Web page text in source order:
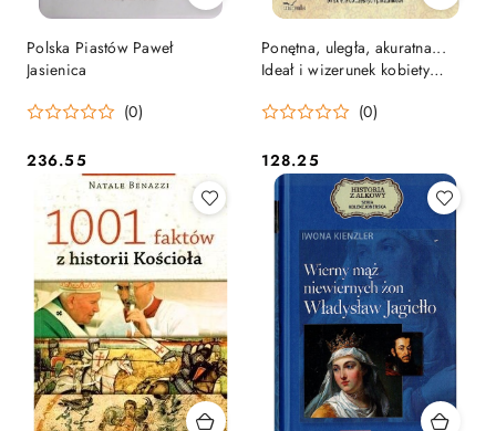
Polska Piastów Paweł
Jasienica
(0)
Cena:
236.55
Ponętna, uległa, akuratna...
Ideał i wizerunek kobiety
(0)
Cena:
128.25